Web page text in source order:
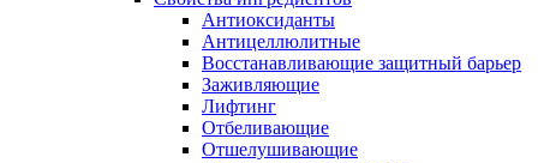
Антиоксиданты
Антицеллюлитные
Восстанавливающие защитный барьер
Заживляющие
Лифтинг
Отбеливающие
Отшелушивающие